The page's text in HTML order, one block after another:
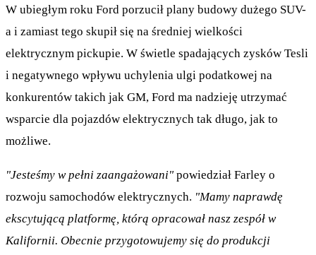
W ubiegłym roku Ford porzucił plany budowy dużego SUV-
a i zamiast tego skupił się na średniej wielkości
elektrycznym pickupie. W świetle spadających zysków Tesli
i negatywnego wpływu uchylenia ulgi podatkowej na
konkurentów takich jak GM, Ford ma nadzieję utrzymać
wsparcie dla pojazdów elektrycznych tak długo, jak to
możliwe.
"Jesteśmy w pełni zaangażowani" powiedział Farley o
rozwoju samochodów elektrycznych. "Mamy naprawdę
ekscytującą platformę, którą opracował nasz zespół w
Kalifornii. Obecnie przygotowujemy się do produkcji